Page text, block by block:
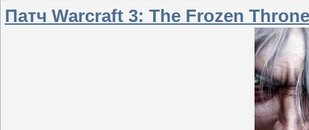
Патч Warcraft 3: The Frozen